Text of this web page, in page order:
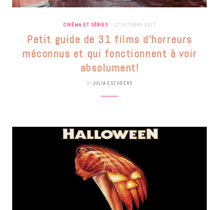
CINÉMA ET SÉRIES 27 OCTOBRE 2017
Petit guide de 31 films d’horreurs
méconnus et qui fonctionnent à voir
absolument!
by JULIA ESCUDERO